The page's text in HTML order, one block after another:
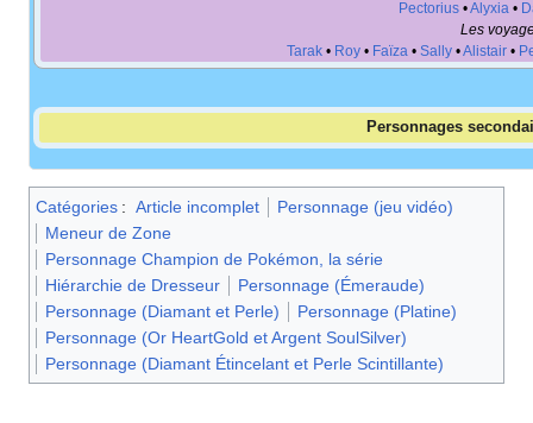
Pectorius •Alyxia •
Les
Tarak• Roy• Faïza • Sally•Alistair•
Personnages
Catégories : Article incomplet
Personnage (jeu vidéo)
Meneur de Zone
Personnage Champion de Pokémon, la série
Hiérarchie de Dresseur
Personnage (Émeraude)
Personnage (Diamant et Perle)
Personnage (Platine)
Personnage (Or HeartGold et Argent SoulSilver)
Personnage (Diamant Étincelant et Perle Scintillante)